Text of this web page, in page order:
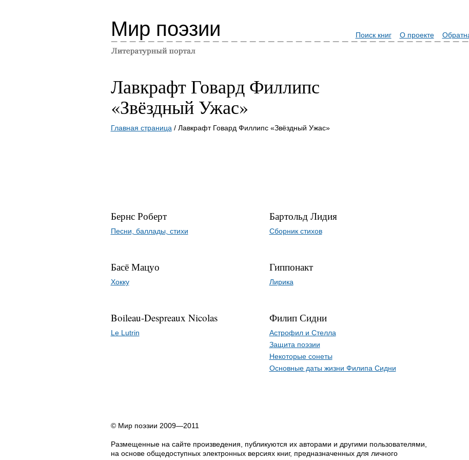
Мир поэзии Поиск книг О проекте
Лавкрафт Говард Филлипс
«Звёздный Ужас»
Главная страница / Лавкрафт Говард Филлипс «Звёздный Ужас»
Бернс Роберт
Песни, баллады, стихи
Басё Мацуо
Хокку
Boileau-Despreaux Nicolas
Le Lutrin
Бартольд Лидия
Сборник стихов
Гиппонакт
Лирика
Филип Сидни
Астрофил и Стелла
Защита поэзии
Некоторые сонеты
Основные даты жизни Филипа Сидни
© Мир поэзии 2009—2011
Размещенные на сайте произведения, публикуются их авторами и другими пользователями,
на основе общедоступных электронных версиях книг, предназначенных для личного